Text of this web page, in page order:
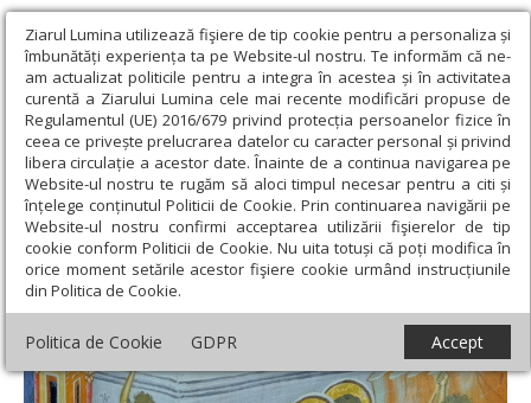
Ziarul Lumina utilizează fişiere de tip cookie pentru a personaliza și
îmbunătăți experiența ta pe Website-ul nostru. Te informăm că ne-
am actualizat politicile pentru a integra în acestea și în activitatea
curentă a Ziarului Lumina cele mai recente modificări propuse de
Regulamentul (UE) 2016/679 privind protecția persoanelor fizice în
ceea ce privește prelucrarea datelor cu caracter personal și privind
libera circulație a acestor date. Înainte de a continua navigarea pe
Website-ul nostru te rugăm să aloci timpul necesar pentru a citi și
înțelege conținutul Politicii de Cookie. Prin continuarea navigării pe
Website-ul nostru confirmi acceptarea utilizării fişierelor de tip
cookie conform Politicii de Cookie. Nu uita totuși că poți modifica în
orice moment setările acestor fişiere cookie urmând instrucțiunile
din Politica de Cookie.
Politica de Cookie GDPR Accept
Ziarul Lumina › Teologie și spiritualitate › Sinaxar › Sf. Mc.
Alexandru şi Antonina; Sf. Sfinţit Mc. Timotei, episcopul Prusei
Sf. Mc. Alexandru şi Antonina; Sf. Sfinţit Mc.
Timotei, episcopul Prusei